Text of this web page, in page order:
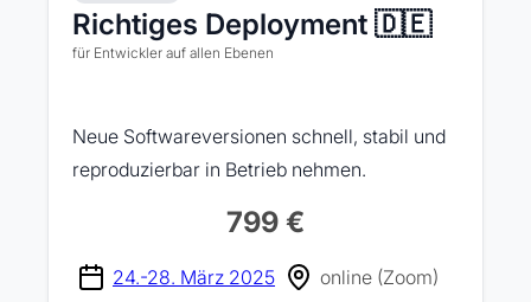
Richtiges Deployment 🇩🇪
für Entwickler auf allen Ebenen
Neue Softwareversionen schnell, stabil und
reproduzierbar in Betrieb nehmen.
799 €
24.-28. März 2025
online (Zoom)